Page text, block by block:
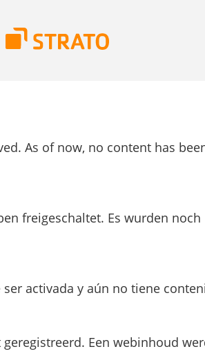
As of now, no content has
freigeschaltet. Es wurden noch
ser activada y aún no tiene
Een webinhoud